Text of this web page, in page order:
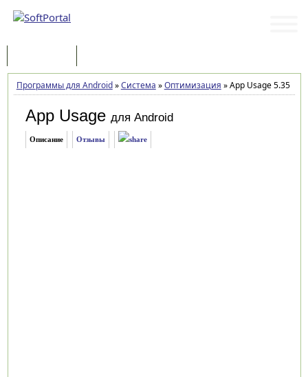
Программы для Android»Система »Оптимизация »App Usage 5.35
App Usage для Android
Описание Отзывы